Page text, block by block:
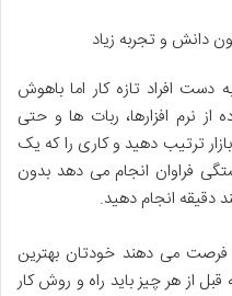
دانش و تجربه زیاد
افراد تازه کار اما باهوش
از نرم افزارها، ربات ها و حتی
ترتیب دهید و کاری را که یک
فراوان انجام می دهد بدون
انجام دهید.
فرصت می دهند خودتان بهترین
از هر چیز باید راه و روش کار